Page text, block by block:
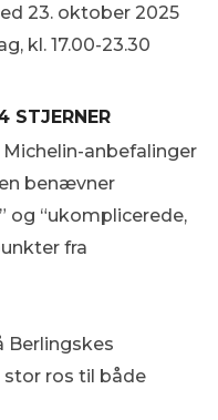
23. oktober 2025
kl. 17.00-23.30
STJERNER
anbefalinger
benævner
og “ukomplicerede,
fra
Berlingskes
ros til både